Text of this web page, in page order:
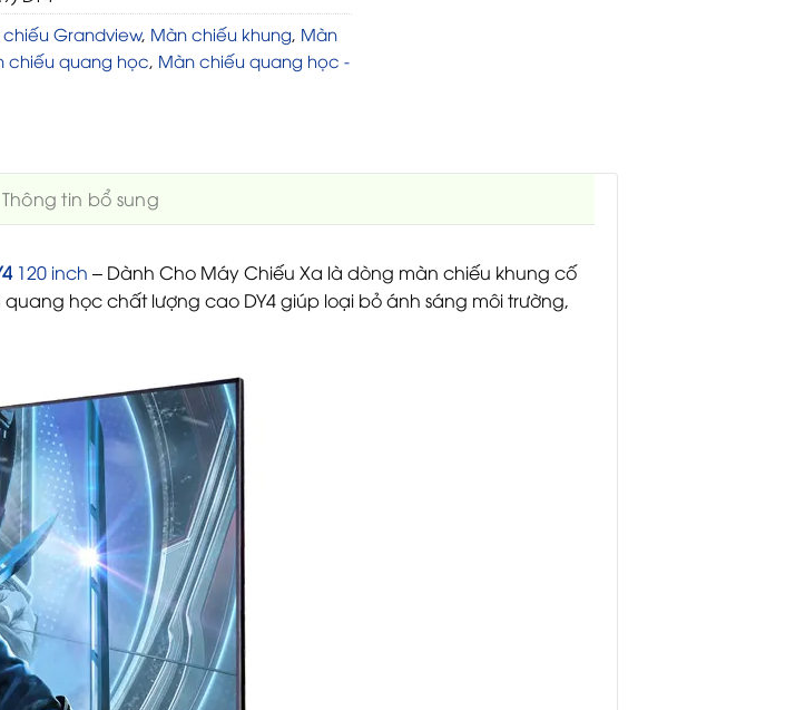
Grandview, Màn chiếu khung, Màn
chiếu quang học, Màn chiếu quang học -
Thông tin bổ sung
120 inch – Dành Cho Máy Chiếu Xa là dòng màn chiếu khung cố
học chất lượng cao DY4 giúp loại bỏ ánh sáng môi trường,